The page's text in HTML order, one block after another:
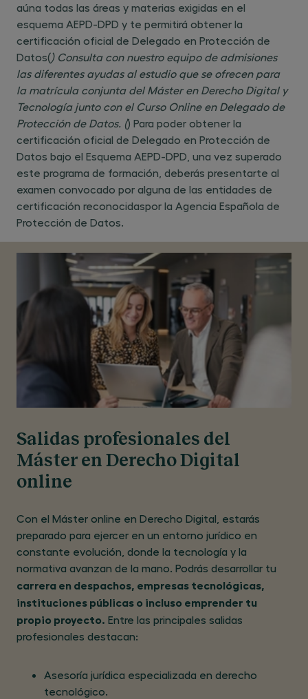
aúna todas las áreas y materias exigidas en el
esquema AEPD-DPD y te permitirá obtener la
certificación oficial de Delegado en Protección de
Datos() Consulta con nuestro equipo de admisiones
las diferentes ayudas al estudio que se ofrecen para
la matrícula conjunta del Máster en Derecho Digital y
Tecnología junto con el Curso Online en Delegado de
Protección de Datos. () Para poder obtener la
certificación oficial de Delegado en Protección de
Datos bajo el Esquema AEPD-DPD, una vez superado
este programa de formación, deberás presentarte al
examen convocado por alguna de las entidades de
certificación reconocidaspor la Agencia Española de
Protección de Datos.
Salidas profesionales del
Máster en Derecho Digital
online
Con el Máster online en Derecho Digital, estarás
preparado para ejercer en un entorno jurídico en
constante evolución, donde la tecnología y la
normativa avanzan de la mano. Podrás desarrollar tu ​
carrera en despachos, empresas tecnológicas,
instituciones públicas o incluso emprender tu
propio proyecto. Entre las principales salidas
profesionales destacan:
Asesoría jurídica especializada en derecho
tecnológico.